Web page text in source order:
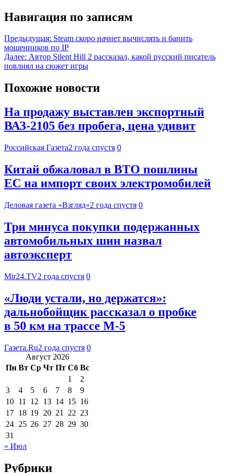
Навигация по записям
Предыдущая: Steam скоро начнет вычислять и банить
мошенников по IP
Далее: Автор Silent Hill 2 рассказал, какой русский писатель
повлиял на сюжет игры
Похожие новости
На продажу выставлен экспортный
ВАЗ-2105 без пробега, цена удивит
Российская Газета2 года спустя 0
Китай обжаловал в ВТО пошлины
ЕС на импорт своих электромобилей
Деловая газета «Взгляд»2 года спустя 0
Три минуса покупки подержанных
автомобильных шин назвал
автоэксперт
Mir24.TV2 года спустя 0
«Люди устали, но держатся»:
дальнобойщик рассказал о пробке
в 50 км на трассе М-5
Газета.Ru2 года спустя 0
Август 2026
Пн Вт Ср Чт Пт Сб Вс
1
2
3
4 5 6 7 8
9
10 11 12 13 14 15 16
17 18 19 20 21 22 23
24 25 26 27 28 29 30
31
« Июл
Рубрики